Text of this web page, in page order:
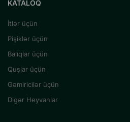
KATALOQ
İtlər üçün
Pişiklər üçün
Balıqlar üçün
Quşlar üçün
Gəmiricilər üçün
Digər Heyvanlar